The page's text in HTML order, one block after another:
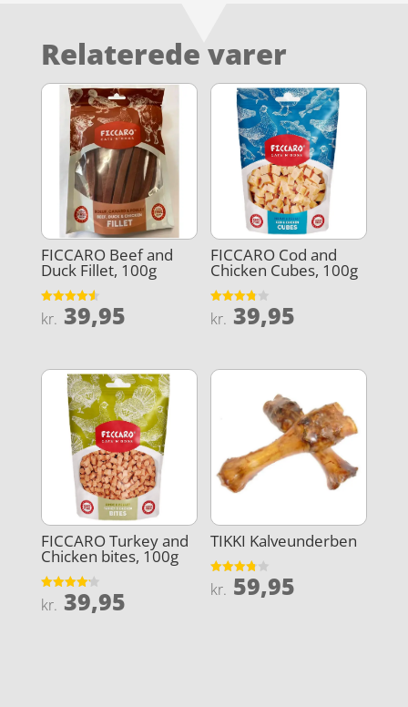
Relaterede varer
FICCARO Beef and
Duck Fillet, 100g
Vurderet
4.6
kr. 39,95
FICCARO Cod and
Chicken Cubes, 100g
Vurderet
3.8
kr. 39,95
FICCARO Turkey and
Chicken bites, 100g
Vurderet
4.2
kr. 39,95
TIKKI Kalveunderben
Vurderet
3.8
kr. 59,95